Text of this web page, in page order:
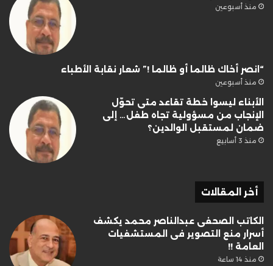
منذ أسبوعين
“انصر أخاك ظالما أو ظالما !” شعار نقابة الأطباء
منذ أسبوعين
الأبناء ليسوا خطة تقاعد متى تحوّل
الإنجاب من مسؤولية تجاه طفل… إلى
ضمان لمستقبل الوالدين؟
منذ 3 أسابيع
أخر المقالات
الكاتب الصحفى عبدالناصر محمد يكشف
أسرار منع التصوير فى المستشفيات
العامة !!
منذ 14 ساعة